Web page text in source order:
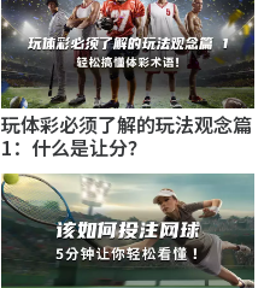
玩体彩必须了解的玩法观念篇
1：什么是让分？